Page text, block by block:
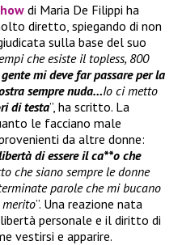
di Maria De Filippi ha
diretto, spiegando di non
sulla base del suo
che esiste il topless, 800
mi deve far passare per la
sempre nuda…Io ci metto
di testa”, ha scritto. La
le facciano male
da altre donne:
di essere il ca**o che
che siano sempre le donne
parole che mi bucano
merito”. Una reazione nata
personale e il diritto di
vestirsi e apparire.